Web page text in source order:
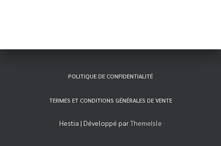
POLITIQUE DE CONFIDENTIALITÉ
TERMES ET CONDITIONS GÉNÉRALES DE VENTE
Hestia | Développé parThemeIsle